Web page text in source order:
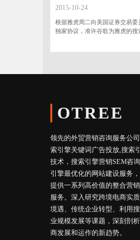
2015-10-24
根据雅虎周二向美国证券交易
独家协议，准许谷歌为雅虎的搜
OTREE
领先的外贸营销咨询服务公
索引擎关键词广告投放,搜索
技术，搜索引擎营销SEM咨
引擎最优化的网站建设服务
提供一系列高价值的整合营
服务。深入研究跨境电商实
境遇、传统企业转型、利用
业规模发展等课题，深刻剖
商发展和运作的新趋势。